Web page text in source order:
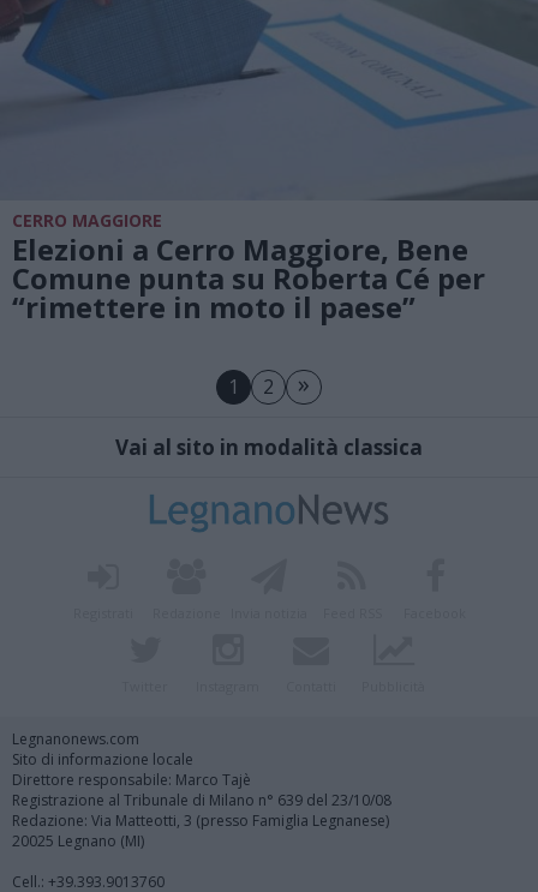
CERRO MAGGIORE
Elezioni a Cerro Maggiore, Bene
Comune punta su Roberta Cé per
“rimettere in moto il paese”
1 2 »
Vai al sito in modalità classica
Legnanonews.com
Sito di informazione locale
Direttore responsabile: Marco Tajè
Registrazione al Tribunale di Milano n° 639 del 23/10/08
Redazione: Via Matteotti, 3 (presso Famiglia Legnanese)
20025 Legnano (MI)
Cell.: +39.393.9013760